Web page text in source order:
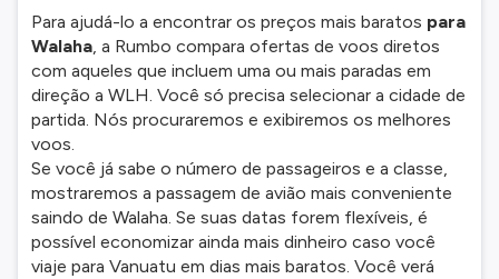
Para ajudá-lo a encontrar os preços mais baratos para
Walaha, a Rumbo compara ofertas de voos diretos
com aqueles que incluem uma ou mais paradas em
direção a WLH. Você só precisa selecionar a cidade de
partida. Nós procuraremos e exibiremos os melhores
voos.
Se você já sabe o número de passageiros e a classe,
mostraremos a passagem de avião mais conveniente
saindo de Walaha. Se suas datas forem flexíveis, é
possível economizar ainda mais dinheiro caso você
viaje para Vanuatu em dias mais baratos. Você verá